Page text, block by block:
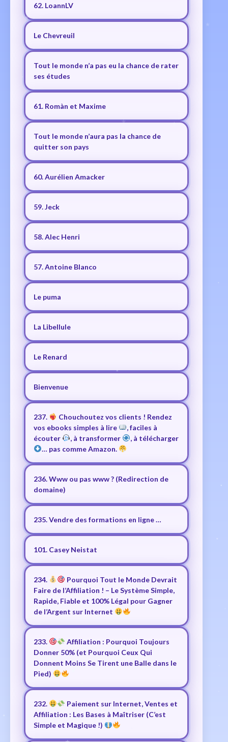
62. LoannLV
Le Chevreuil
Tout le monde n’a pas eu la chance de rater
ses études
61. Romàn et Maxime
Tout le monde n’aura pas la chance de
quitter son pays
60. Aurélien Amacker
59. Jeck
58. Alec Henri
57. Antoine Blanco
Le puma
La Libellule
Le Renard
Bienvenue
237.
Chouchoutez vos clients ! Rendez
vos ebooks simples à lire
, faciles à
écouter
, à transformer
, à télécharger
… pas comme Amazon.
236. Www ou pas www ? (Redirection de
domaine)
235. Vendre des formations en ligne …
101. Casey Neistat
234.
Pourquoi Tout le Monde Devrait
Faire de l’Affiliation ! – Le Système Simple,
Rapide, Fiable et 100% Légal pour Gagner
de l’Argent sur Internet
233.
Affiliation : Pourquoi Toujours
Donner 50% (et Pourquoi Ceux Qui
Donnent Moins Se Tirent une Balle dans le
Pied)
232.
Paiement sur Internet, Ventes et
Affiliation : Les Bases à Maîtriser (C’est
Simple et Magique !)